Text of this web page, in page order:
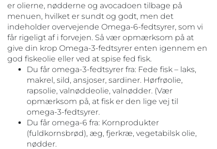
er olierne, nødderne og avocadoen tilbage på
menuen, hvilket er sundt og godt, men det
indeholder overvejende Omega-6-fedtsyrer, som vi
får rigeligt af i forvejen. Så vær opmærksom på at
give din krop Omega-3-fedtsyrer enten igennem en
god fiskeolie eller ved at spise fed fisk.
Du får omega-3-fedtsyrer fra: Fede fisk – laks,
makrel, sild, ansjoser, sardiner. Hørfrøolie,
rapsolie, valnøddeolie, valnødder. (Vær
opmærksom på, at fisk er den lige vej til
omega-3-fedtsyrer.
Du får omega-6 fra: Kornprodukter
(fuldkornsbrød), æg, fjerkræ, vegetabilsk olie,
nødder.